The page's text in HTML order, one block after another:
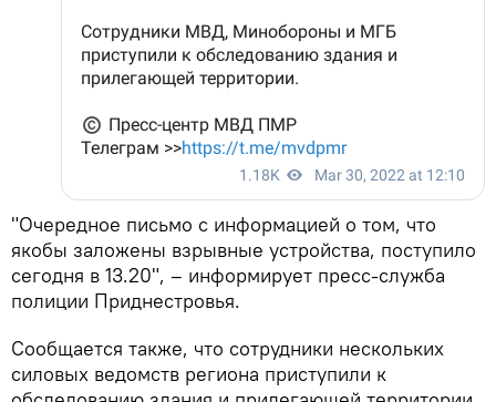
"Очередное письмо с информацией о том, что
якобы заложены взрывные устройства, поступило
сегодня в 13.20", – информирует пресс-служба
полиции Приднестровья.
Сообщается также, что сотрудники нескольких
силовых ведомств региона приступили к